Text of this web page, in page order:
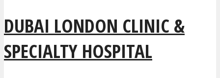
DUBAI LONDON CLINIC &
SPECIALTY HOSPITAL